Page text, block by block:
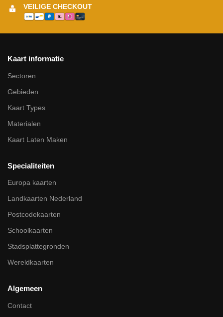
VEILIGE CHECKOUT
Kaart informatie
Sectoren
Gebieden
Kaart Types
Materialen
Kaart Laten Maken
Specialiteiten
Europa kaarten
Landkaarten Nederland
Postcodekaarten
Schoolkaarten
Stadsplattegronden
Wereldkaarten
Algemeen
Contact